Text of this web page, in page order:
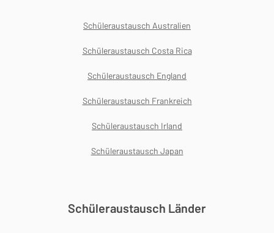
Schüleraustausch Australien
Schüleraustausch Costa Rica
Schüleraustausch England
Schüleraustausch Frankreich
Schüleraustausch Irland
Schüleraustausch Japan
Schüleraustausch Länder